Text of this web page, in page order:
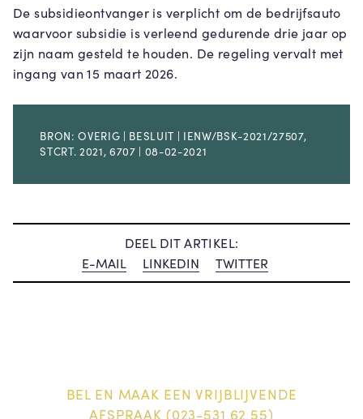
De subsidieontvanger is verplicht om de bedrijfsauto
waarvoor subsidie is verleend gedurende drie jaar op
zijn naam gesteld te houden. De regeling vervalt met
ingang van 15 maart 2026.
BRON: OVERIG | BESLUIT | IENW/BSK-2021/27507,
STCRT. 2021, 6707 | 08-02-2021
DEEL DIT ARTIKEL:
E-MAIL
LINKEDIN TWITTER
BEL EN MAAK EEN VRIJBLIJVENDE
AFSPRAAK (023-531 62 55)